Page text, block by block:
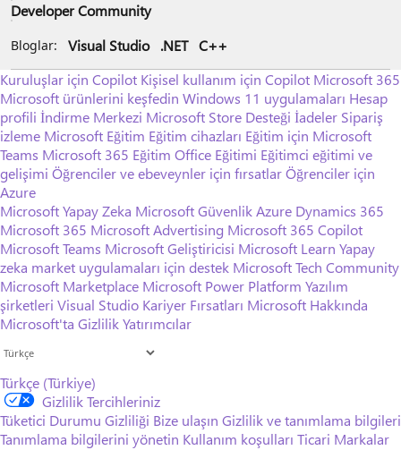
Developer Community
Bloglar: Visual Studio .NET C++
Kuruluşlar için Copilot Kişisel kullanım için Copilot Microsoft 365
Microsoft ürünlerini keşfedin Windows 11 uygulamaları Hesap
profili İndirme Merkezi Microsoft Store Desteği İadeler Sipariş
izleme Microsoft Eğitim Eğitim cihazları Eğitim için Microsoft
Teams Microsoft 365 Eğitim Office Eğitimi Eğitimci eğitimi ve
gelişimi Öğrenciler ve ebeveynler için fırsatlarÖğrenciler için
Azure
Microsoft Yapay Zeka Microsoft GüvenlikAzure Dynamics 365
Microsoft 365 Microsoft Advertising Microsoft 365 Copilot
Microsoft Teams Microsoft Geliştiricisi Microsoft Learn Yapay
zeka market uygulamaları için destek Microsoft Tech Community
Microsoft Marketplace Microsoft Power Platform Yazılım
şirketleri Visual Studio Kariyer Fırsatları Microsoft Hakkında
Microsoft'ta GizlilikYatırımcılar
Türkçe (Türkiye)
Gizlilik Tercihleriniz
Tüketici Durumu Gizliliği Bize ulaşın Gizlilik ve tanımlama bilgileri
Tanımlama bilgilerini yönetin Kullanım koşulları Ticari Markalar